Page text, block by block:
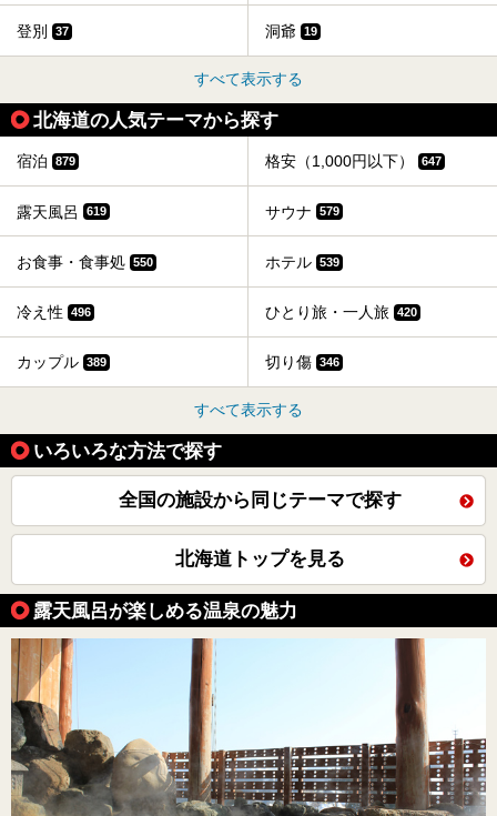
登別 37 洞爺 19
すべて表示する
北海道の人気テーマから探す
宿泊 879 格安（1,000円以下） 647
露天風呂 619 サウナ 579
お食事・食事処 550 ホテル 539
冷え性 496 ひとり旅・一人旅 420
カップル 389 切り傷 346
すべて表示する
いろいろな方法で探す
全国の施設から同じテーマで探す
北海道トップを見る
露天風呂が楽しめる温泉の魅力